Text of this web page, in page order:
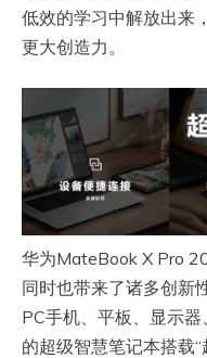
低效的学习中解放出来
更大创造力。
华为MateBook X Pro
同时也带来了诸多创新
PC手机、平板、显示
的超级智慧笔记本搭载